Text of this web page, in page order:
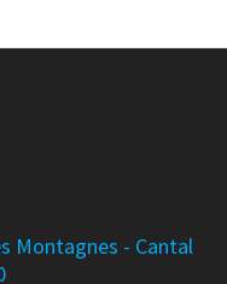
Montagnes - Cantal